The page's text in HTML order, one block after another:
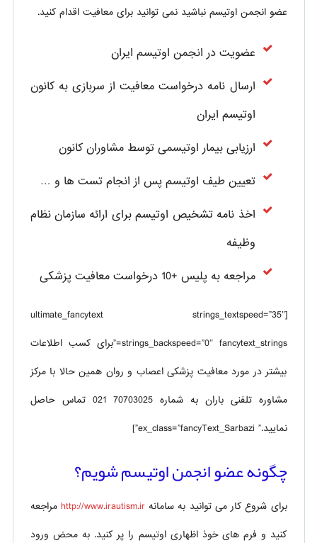
عضو انجمن اوتیسم نباشید نمی توانید برای معافیت اقدام کنید.
عضویت در انجمن اوتیسم ایران
ارسال نامه درخواست معافیت از سربازی به کانون
اوتیسم ایران
ارزیابی بیمار اوتیسمی توسط مشاوران کانون
تعیین طیف اوتیسم پس از انجام تست ها و …
اخذ نامه تشخیص اوتیسم برای ارائه سازمان نظام
وظیفه
مراجعه به پلیس +10 درخواست معافیت پزشکی
[ultimate_fancytext strings_textspeed=”35″
strings_backspeed=”0″ fancytext_strings=”برای کسب اطلاعات
بیشتر در مورد معافیت پزشکی اعصاب و روان همین حالا با مرکز
مشاوره تلفنی باران به شماره 70703025 021 تماس حاصل
نمایید.” ex_class=”fancyText_Sarbazi”]
چگونه عضو انجمن اوتیسم شویم؟
برای شروع کار می توانید به سامانه http://www.irautism.ir مراجعه
کنید و فرم های خوذ اظهاری اوتیسم را پر کنید. به محض ورود